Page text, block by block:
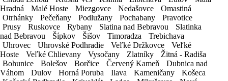
E-mail
Telefón
Vek vodiča
Národnosť
Hradná
Malé Hoste Miezgovce Nedašovce
Omastiná
Otrhánky
Pečeňany Podlužany Pochabany
Pravotice
Prusy
Ruskovce Rybany Slatina nad Bebravou
Slatinka
nad Bebravou
Šípkov Šišov Timoradza
Trebichava
Uhrovec
Uhrovské Podhradie Veľké Držkovce
Veľké
Hoste
Veľké Chlievany Vysočany Zlatníky
Žitná - Radiša
Bohunice
Bolešov Borčice Červený Kameň
Dubnica nad
Váhom
Dulov Horná Poruba Ilava Kameničany
Košeca
Hradná
Malé Hoste Miezgovce Nedašovce
Omastiná
Otrhánky
Pečeňany Podlužany Pochabany
Pravotice
Prusy
Ruskovce Rybany Slatina nad Bebravou
Slatinka
nad Bebravou
Šípkov Šišov Timoradza
Trebichava
Uhrovec
Uhrovské Podhradie Veľké Držkovce
Veľké
Hoste
Veľké Chlievany Vysočany Zlatníky
Žitná - Radiša
Bohunice
Bolešov Borčice Červený Kameň
Dubnica nad
Váhom
Dulov Horná Poruba Ilava Kameničany
Košeca